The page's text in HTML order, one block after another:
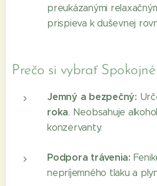
preukázanými
prispieva k duševnej
Prečo si vybrať
Jemný a bezpečný:
roka. Neobsahuje
konzervanty.
Podpora trávenia:
nepríjemného tlaku a